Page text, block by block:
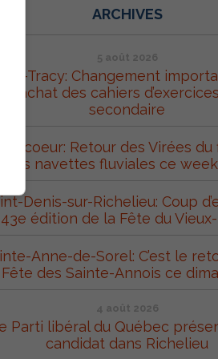
ARCHIVES
5 août 2026
Tracy: Changement
l’achat des cahiers
secondaire
Retour des Virées
des navettes fluviales ce
Denis-sur-Richelieu: Coup
édition de la Fête du
Anne-de-Sorel: C’est le
Fête des Sainte-Annois ce
4 août 2026
Parti libéral du Québec
candidat dans Richelieu